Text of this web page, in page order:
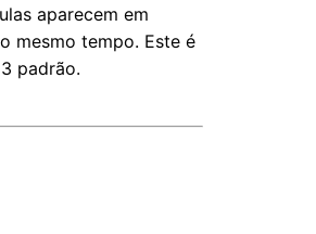
aparecem em
mesmo tempo. Este é
padrão.